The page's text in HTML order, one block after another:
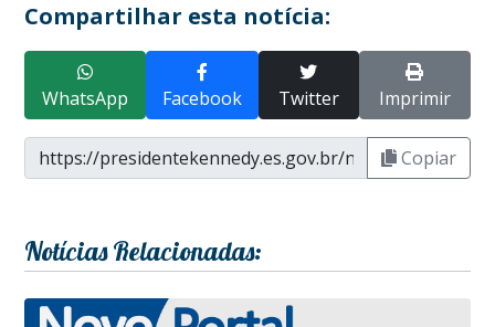
Compartilhar esta notícia:
WhatsApp Facebook Twitter Imprimir
Copiar
Notícias Relacionadas: